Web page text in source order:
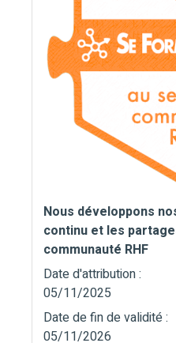
Nous développons
continu et les
communauté RHF
Date d'attribution :
05/11/2025
Date de fin de validité :
05/11/2026